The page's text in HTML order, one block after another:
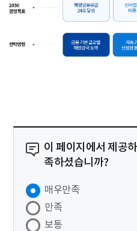
이 페이지에서 제공
족하셨습니까?
매우만족
만족
보통